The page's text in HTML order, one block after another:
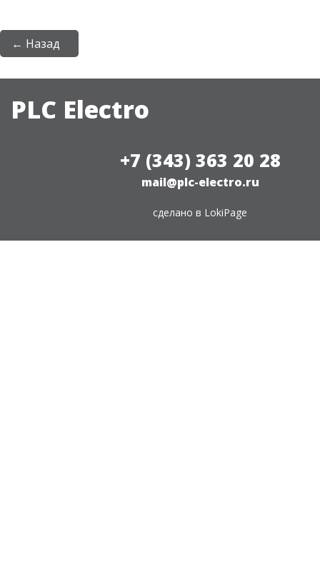
← Назад
PLC Electro
+7 (343) 363 20 28
mail@plc-electro.ru
сделано в LokiPage